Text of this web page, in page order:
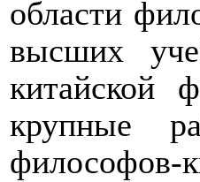
области
высших
китайской
крупные
философов-